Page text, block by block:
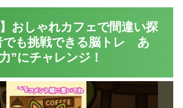
】おしゃれカフェで間違い探
でも挑戦できる脳トレ あ
”にチャレンジ！